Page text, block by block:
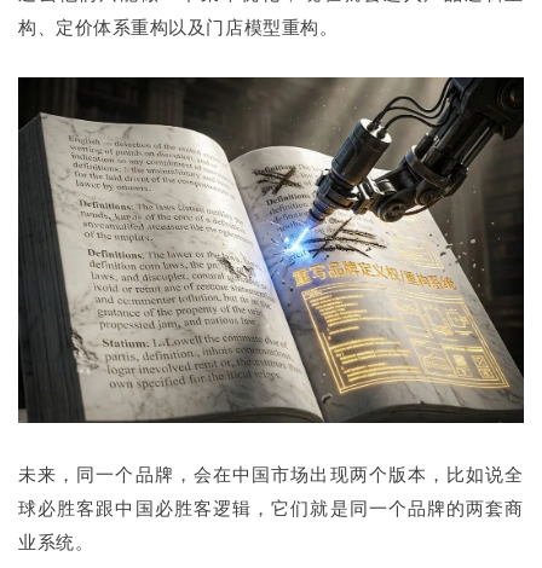
构、定价体系重构以及门店模型重构。
未来，同一个品牌，会在中国市场出现两个版本，比如说全
球必胜客跟中国必胜客逻辑，它们就是同一个品牌的两套商
业系统。